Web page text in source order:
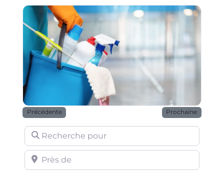
Précédente Prochaine
Recherche pour
Près de